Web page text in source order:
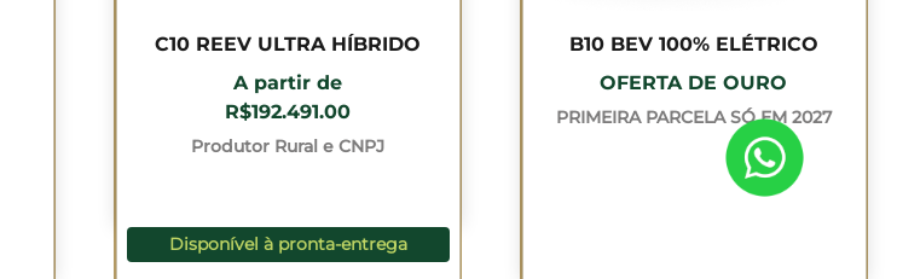
C10 REEV ULTRA HÍBRIDO
A partir de
R$192.491.00
Produtor Rural e CNPJ
Disponível à pronta-entrega
B10 BEV 100% ELÉTRICO
OFERTA DE OURO
PRIMEIRA PARCELA SÓ EM 2027